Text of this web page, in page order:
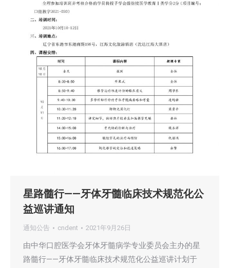
星路髓行——牙体牙髓临床技术规范化公
益巡讲通知
通知公告 cndent 2021年9月26日
由中华口腔医学会牙体牙髓病学专业委员会主办的星
路髓行——牙体牙髓临床技术规范化公益巡讲计划于